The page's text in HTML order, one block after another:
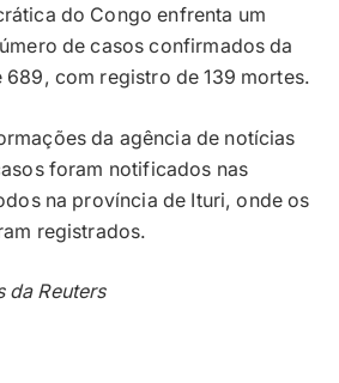
do Congo enfrenta um
de casos confirmados da
689, com registro de 139 mortes.
da agência de notícias
foram notificados nas
na província de Ituri, onde os
registrados.
da Reuters